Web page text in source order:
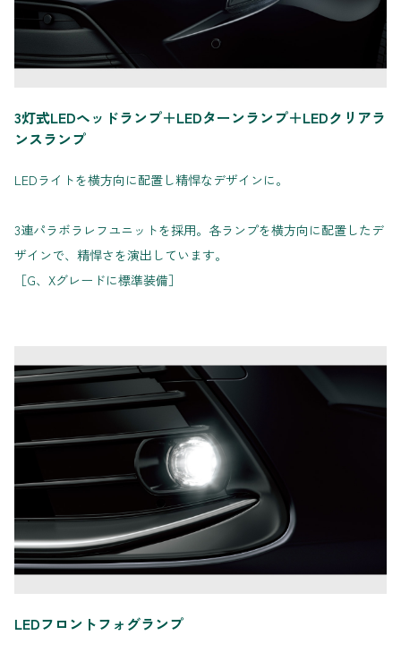
3灯式LEDヘッドランプ＋LEDターンランプ＋LEDクリアラ
ンスランプ
LEDライトを横方向に配置し精悍なデザインに。
3連パラボラレフユニットを採用。各ランプを横方向に配置したデ
ザインで、精悍さを演出しています。
［G、Xグレードに標準装備］
LEDフロントフォグランプ